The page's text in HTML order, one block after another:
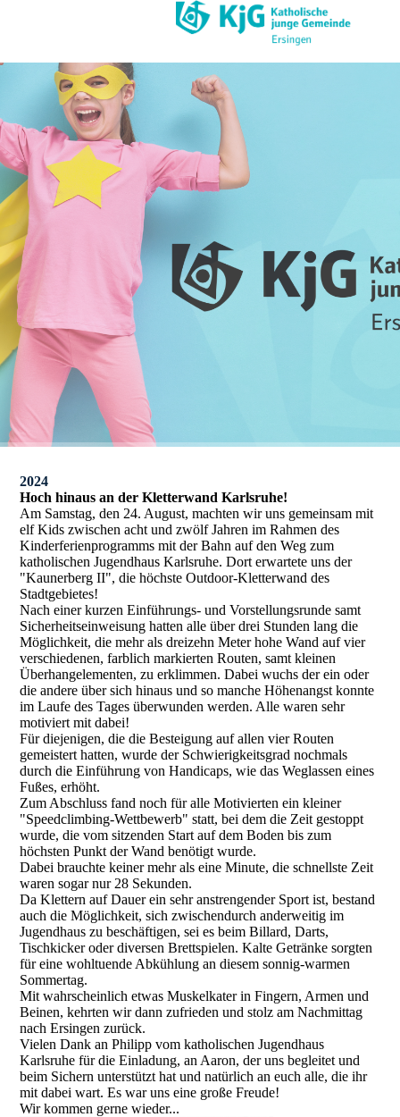
2024
Hoch hinaus an der Kletterwand Karlsruhe!
Am Samstag, den 24. August, machten wir uns gemeinsam mit
elf Kids zwischen acht und zwölf Jahren im Rahmen des
Kinderferienprogramms mit der Bahn auf den Weg zum
katholischen Jugendhaus Karlsruhe. Dort erwartete uns der
"Kaunerberg II", die höchste Outdoor-Kletterwand des
Stadtgebietes!
Nach einer kurzen Einführungs- und Vorstellungsrunde samt
Sicherheitseinweisung hatten alle über drei Stunden lang die
Möglichkeit, die mehr als dreizehn Meter hohe Wand auf vier
verschiedenen, farblich markierten Routen, samt kleinen
Überhangelementen, zu erklimmen. Dabei wuchs der ein oder
die andere über sich hinaus und so manche Höhenangst konnte
im Laufe des Tages überwunden werden. Alle waren sehr
motiviert mit dabei!
Für diejenigen, die die Besteigung auf allen vier Routen
gemeistert hatten, wurde der Schwierigkeitsgrad nochmals
durch die Einführung von Handicaps, wie das Weglassen eines
Fußes, erhöht.
Zum Abschluss fand noch für alle Motivierten ein kleiner
"Speedclimbing-Wettbewerb" statt, bei dem die Zeit gestoppt
wurde, die vom sitzenden Start auf dem Boden bis zum
höchsten Punkt der Wand benötigt wurde.
Dabei brauchte keiner mehr als eine Minute, die schnellste Zeit
waren sogar nur 28 Sekunden.
Da Klettern auf Dauer ein sehr anstrengender Sport ist, bestand
auch die Möglichkeit, sich zwischendurch anderweitig im
Jugendhaus zu beschäftigen, sei es beim Billard, Darts,
Tischkicker oder diversen Brettspielen. Kalte Getränke sorgten
für eine wohltuende Abkühlung an diesem sonnig-warmen
Sommertag.
Mit wahrscheinlich etwas Muskelkater in Fingern, Armen und
Beinen, kehrten wir dann zufrieden und stolz am Nachmittag
nach Ersingen zurück.
Vielen Dank an Philipp vom katholischen Jugendhaus
Karlsruhe für die Einladung, an Aaron, der uns begleitet und
beim Sichern unterstützt hat und natürlich an euch alle, die ihr
mit dabei wart. Es war uns eine große Freude!
Wir kommen gerne wieder...